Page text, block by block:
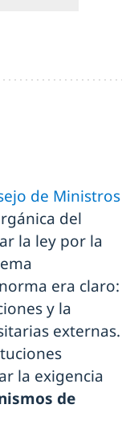
de Ministros
del
la ley por la
era claro:
y la
externas.
la exigencia
de